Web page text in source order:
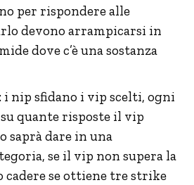
per rispondere alle
devono arrampicarsi in
dove c’è una sostanza
: i nip sfidano i vip scelti, ogni
quante risposte il vip
saprà dare in una
se il vip non supera la
cadere se ottiene tre strike